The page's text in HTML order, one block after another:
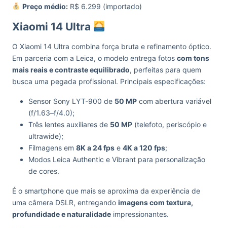
Preço médio:R$ 6.299 (importado)
Xiaomi 14 Ultra
O Xiaomi 14 Ultra combina força bruta e refinamento óptico.
Em parceria com a Leica, o modelo entrega fotos com tons
mais reais e contraste equilibrado, perfeitas para quem
busca uma pegada profissional. Principais especificações:
Sensor Sony LYT-900 de 50 MP com abertura variável
(f/1.63–f/4.0);
Três lentes auxiliares de 50 MP (telefoto, periscópio e
ultrawide);
Filmagens em 8K a 24 fps e 4K a 120 fps;
Modos Leica Authentic e Vibrant para personalização
de cores.
É o smartphone que mais se aproxima da experiência de
uma câmera DSLR, entregando imagens com textura,
profundidade e naturalidade impressionantes.